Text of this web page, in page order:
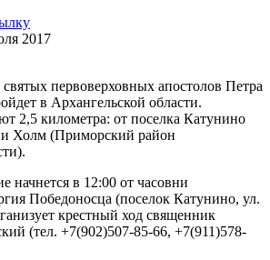
2017
первоверховных апостолов Петра
в Архангельской области.
2,5 километра: от поселка Катунино
Холм (Приморский район
начнется в 12:00 от часовни
Победоносца (поселок Катунино, ул.
крестный ход священник
(тел. +7(902)507-85-66, +7(911)578-